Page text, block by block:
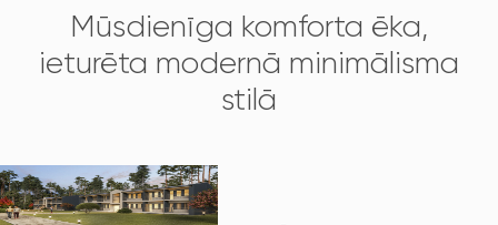
Mūsdienīga komforta ēka,
ieturēta modernā minimālisma
stilā